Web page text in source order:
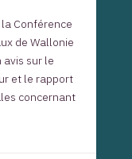
Conférence
de Wallonie
sur le
et le rapport
concernant